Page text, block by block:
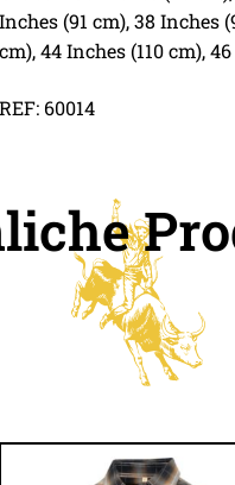
Inches (91 cm), 38 Inches
cm), 44 Inches (110 cm),
REF: 60014